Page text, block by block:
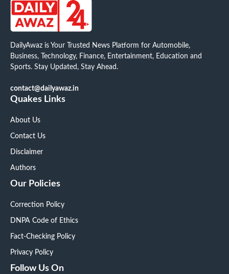
DailyAwaz is Your Trusted News Platform for Automobile,
Business, Technology, Finance, Entertainment, Education and
Sports. Stay Updated, Stay Ahead.
contact@dailyawaz.in
Quakes Links
About Us
Contact Us
Disclaimer
Authors
Our Policies
Correction Policy
DNPA Code of Ethics
Fact-Checking Policy
Privacy Policy
Follow Us On